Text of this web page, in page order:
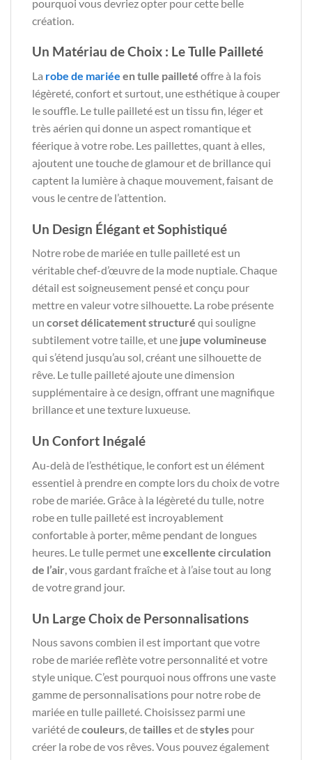
pourquoi vous devriez opter pour cette belle
création.
Un Matériau de Choix : Le Tulle Pailleté
La robe de mariée en tulle pailleté offre à la fois
légèreté, confort et surtout, une esthétique à couper
le souffle. Le tulle pailleté est un tissu fin, léger et
très aérien qui donne un aspect romantique et
féerique à votre robe. Les paillettes, quant à elles,
ajoutent une touche de glamour et de brillance qui
captent la lumière à chaque mouvement, faisant de
vous le centre de l’attention.
Un Design Élégant et Sophistiqué
Notre robe de mariée en tulle pailleté est un
véritable chef-d’œuvre de la mode nuptiale. Chaque
détail est soigneusement pensé et conçu pour
mettre en valeur votre silhouette. La robe présente
un corset délicatement structuré qui souligne
subtilement votre taille, et une jupe volumineuse
qui s’étend jusqu’au sol, créant une silhouette de
rêve. Le tulle pailleté ajoute une dimension
supplémentaire à ce design, offrant une magnifique
brillance et une texture luxueuse.
Un Confort Inégalé
Au-delà de l’esthétique, le confort est un élément
essentiel à prendre en compte lors du choix de votre
robe de mariée. Grâce à la légèreté du tulle, notre
robe en tulle pailleté est incroyablement
confortable à porter, même pendant de longues
heures. Le tulle permet uneexcellente circulation
de l’air, vous gardant fraîche et à l’aise tout au long
de votre grand jour.
Un Large Choix de Personnalisations
Nous savons combien il est important que votre
robe de mariée reflète votre personnalité et votre
style unique. C’est pourquoi nous offrons une vaste
gamme de personnalisations pour notre robe de
mariée en tulle pailleté. Choisissez parmi une
variété decouleurs, detailleset destyles pour
créer la robe de vos rêves. Vous pouvez également